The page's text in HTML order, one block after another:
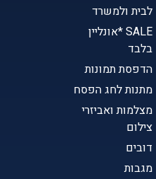
לבית ולמשרד
SALE *אונליין
בלבד
הדפסת תמונות
מתנות לחג הפסח
מצלמות ואביזרי
צילום
דובים
מגבות